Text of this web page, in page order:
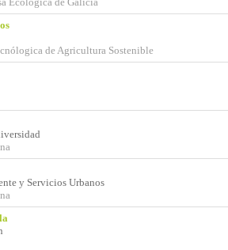
de Agricultura Sostenible
y Servicios Urbanos